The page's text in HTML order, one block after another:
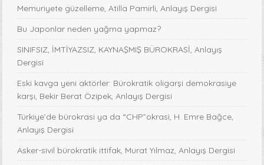
Memuriyete güzelleme, Atilla Pamirli, Anlayış Dergisi
Bu Japonlar neden yağma yapmaz?
SINIFSIZ, İMTİYAZSIZ, KAYNAŞMIŞ BÜROKRASİ, Anlayış
Dergisi
Eski kavga yeni aktörler: Bürokratik oligarşi demokrasiye
karşı, Bekir Berat Özipek, Anlayış Dergisi
Türkiye’de bürokrasi ya da “CHP”okrasi, H. Emre Bağce,
Anlayış Dergisi
Asker-sivil bürokratik ittifak, Murat Yılmaz, Anlayış Dergisi